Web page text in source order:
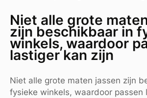
Niet alle grote
zijn beschikbaar in
winkels, waardoor
lastiger kan zijn
Niet alle grote maten jassen zijn
fysieke winkels, waardoor passen